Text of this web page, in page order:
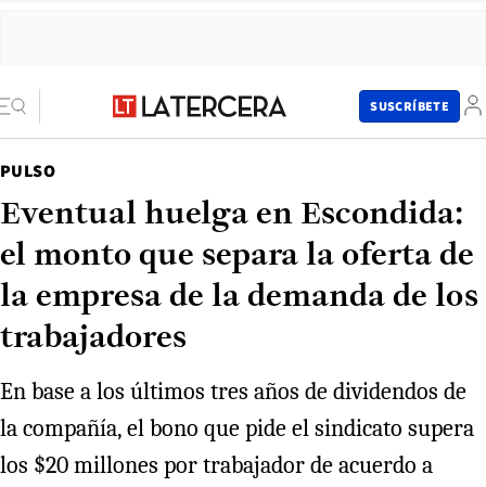
SUSCRÍBETE
PULSO
Eventual huelga en Escondida:
el monto que separa la oferta de
la empresa de la demanda de los
trabajadores
En base a los últimos tres años de dividendos de
la compañía, el bono que pide el sindicato supera
los $20 millones por trabajador de acuerdo a